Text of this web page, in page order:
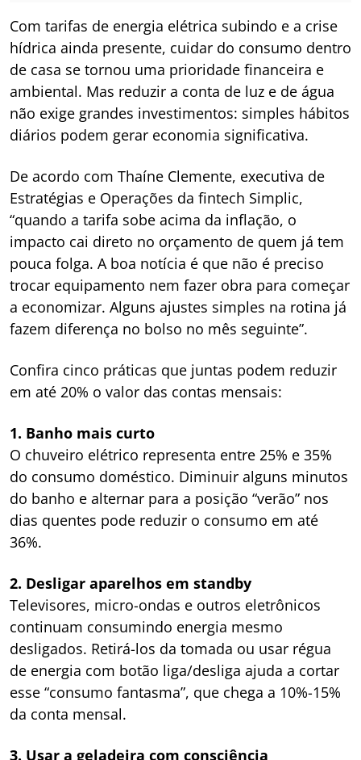
Com tarifas de energia elétrica subindo e a crise
hídrica ainda presente, cuidar do consumo dentro
de casa se tornou uma prioridade financeira e
ambiental. Mas reduzir a conta de luz e de água
não exige grandes investimentos: simples hábitos
diários podem gerar economia significativa.
De acordo com Thaíne Clemente, executiva de
Estratégias e Operações da fintech Simplic,
“quando a tarifa sobe acima da inflação, o
impacto cai direto no orçamento de quem já tem
pouca folga. A boa notícia é que não é preciso
trocar equipamento nem fazer obra para começar
a economizar. Alguns ajustes simples na rotina já
fazem diferença no bolso no mês seguinte”.
Confira cinco práticas que juntas podem reduzir
em até 20% o valor das contas mensais:
1. Banho mais curto
O chuveiro elétrico representa entre 25% e 35%
do consumo doméstico. Diminuir alguns minutos
do banho e alternar para a posição “verão” nos
dias quentes pode reduzir o consumo em até
36%.
2. Desligar aparelhos em standby
Televisores, micro-ondas e outros eletrônicos
continuam consumindo energia mesmo
desligados. Retirá-los da tomada ou usar régua
de energia com botão liga/desliga ajuda a cortar
esse “consumo fantasma”, que chega a 10%-15%
da conta mensal.
3. Usar a geladeira com consciência